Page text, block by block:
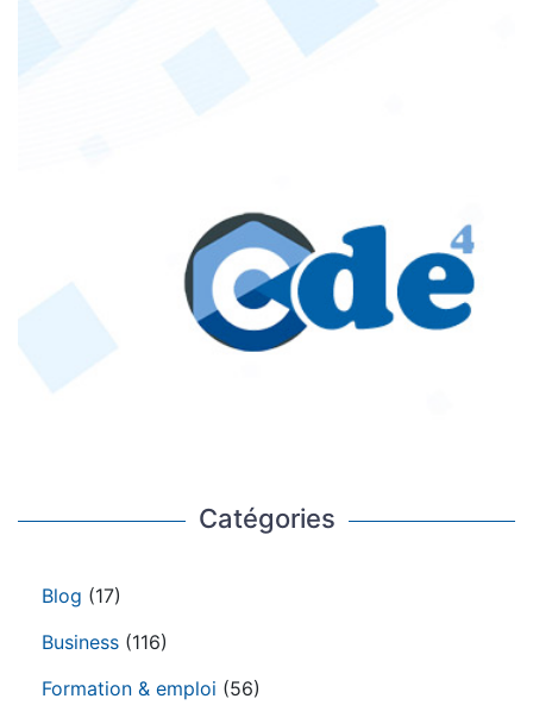
Catégories
Blog (17)
Business (116)
Formation & emploi (56)